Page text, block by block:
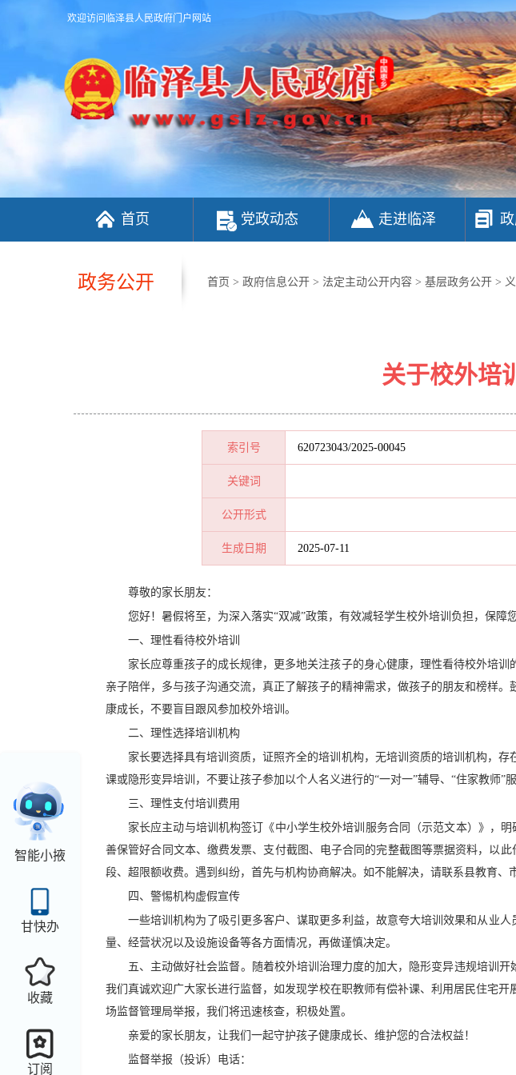
欢迎访问临泽县人民政府门户网站
首页 党政动态 走进临泽
智能小掖
甘快办
收藏
订阅
政务公开 首页 > 政府信息公开 > 法定主动公开内容 > 基层政务公开 >
关于校外培
索引号 620723043/2025-00045
关键词
公开形式
生成日期 2025-07-11
尊敬的家长朋友：
您好！暑假将至，为深入落实“双减”政策，有效减轻学生校外培训负担，保
一、理性看待校外培训
家长应尊重孩子的成长规律，更多地关注孩子的身心健康，理性看待校外培
亲子陪伴，多与孩子沟通交流，真正了解孩子的精神需求，做孩子的朋友和榜样
康成长，不要盲目跟风参加校外培训。
二、理性选择培训机构
家长要选择具有培训资质，证照齐全的培训机构，无培训资质的培训机构，
课或隐形变异培训，不要让孩子参加以个人名义进行的“一对一”辅导、“住家教师”
三、理性支付培训费用
家长应主动与培训机构签订《中小学生校外培训服务合同（示范文本）》，
善保管好合同文本、缴费发票、支付截图、电子合同的完整截图等票据资料，以
段、超限额收费。遇到纠纷，首先与机构协商解决。如不能解决，请联系县教育、
四、警惕机构虚假宣传
一些培训机构为了吸引更多客户、谋取更多利益，故意夸大培训效果和从业
量、经营状况以及设施设备等各方面情况，再做谨慎决定。
五、主动做好社会监督。随着校外培训治理力度的加大，隐形变异违规培训
我们真诚欢迎广大家长进行监督，如发现学校在职教师有偿补课、利用居民住宅
场监督管理局举报，我们将迅速核查，积极处置。
亲爱的家长朋友，让我们一起守护孩子健康成长、维护您的合法权益！
监督举报（投诉）电话：